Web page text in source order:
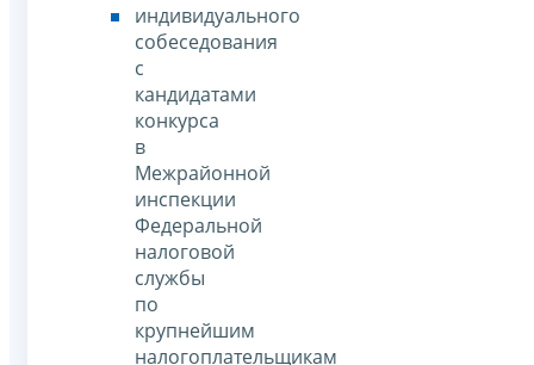
индивидуального
собеседования
с
кандидатами
конкурса
в
Межрайонной
инспекции
Федеральной
налоговой
службы
по
крупнейшим
налогоплательщикам